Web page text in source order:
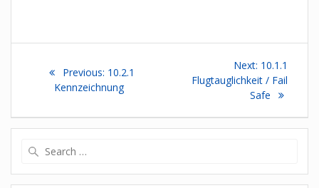
Previous: Previous
post:
10.2.1
Kennzeichnung
Next: Next
post:
10.1.1
Flugtauglichkeit / Fail
Safe